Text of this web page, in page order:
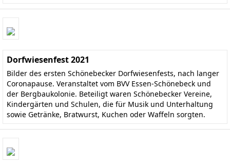
Dorfwiesenfest 2021
Bilder des ersten Schönebecker Dorfwiesenfests, nach langer
Coronapause. Veranstaltet vom BVV Essen-Schönebeck und
der Bergbaukolonie. Beteiligt waren Schönebecker Vereine,
Kindergärten und Schulen, die für Musik und Unterhaltung
sowie Getränke, Bratwurst, Kuchen oder Waffeln sorgten.